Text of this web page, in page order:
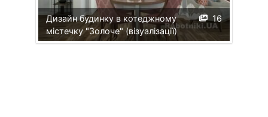
16
Дизайн будинку в котеджному
містечку "Золоче" (візуалізації)